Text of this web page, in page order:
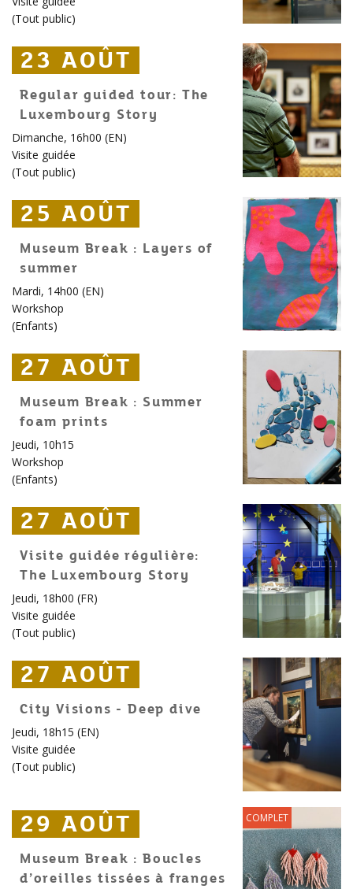
(Tout public)
23 AOÛT
23 AOÛT
23 AOÛT
Regular guided tour: The
Luxembourg Story
Dimanche, 16h00 (EN)
Visite guidée
(Tout public)
25 AOÛT
25 AOÛT
25 AOÛT
Museum Break : Layers of
summer
Mardi, 14h00 (EN)
Workshop
(Enfants)
27 AOÛT
27 AOÛT
27 AOÛT
Museum Break : Summer
foam prints
Jeudi, 10h15
Workshop
(Enfants)
27 AOÛT
27 AOÛT
27 AOÛT
Visite guidée régulière:
The Luxembourg Story
Jeudi, 18h00 (FR)
Visite guidée
(Tout public)
27 AOÛT
27 AOÛT
27 AOÛT
City Visions - Deep dive
Jeudi, 18h15 (EN)
Visite guidée
(Tout public)
29 AOÛT
29 AOÛT
29 AOÛT COMPLET
Museum Break : Boucles
d’oreilles tissées à franges